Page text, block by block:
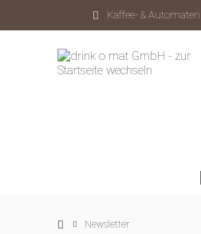
Kaffee- &
Newsletter